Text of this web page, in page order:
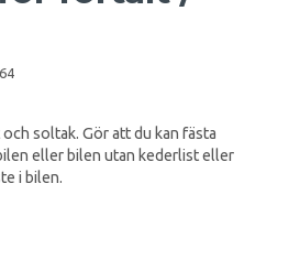
soltak. Gör att du kan fästa
eller bilen utan kederlist eller
i bilen.